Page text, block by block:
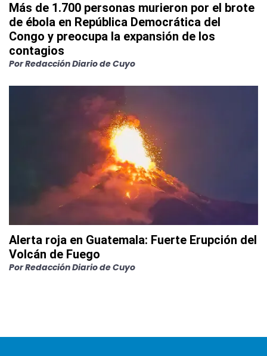
Más de 1.700 personas murieron por el brote
de ébola en República Democrática del
Congo y preocupa la expansión de los
contagios
PorRedacción Diario de Cuyo
Alerta roja en Guatemala: Fuerte Erupción del
Volcán de Fuego
PorRedacción Diario de Cuyo